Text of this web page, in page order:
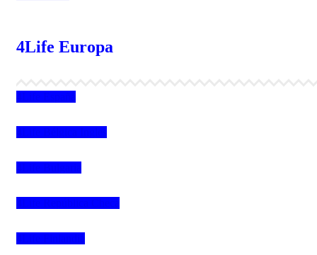
4Life Europa